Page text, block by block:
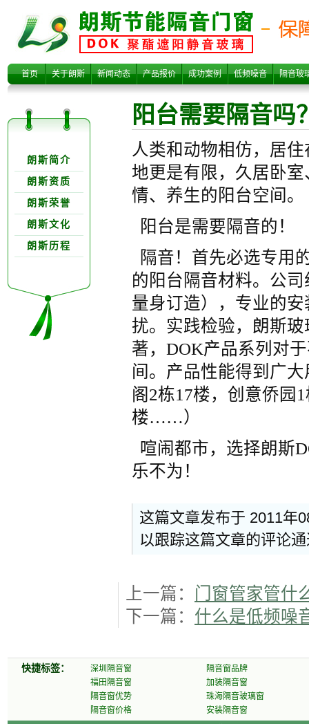
阳台需要隔音
吗？
首页 关于朗斯 新闻动态 产品报价 成功案例 低频噪音 隔音玻
阳台需要隔音吗
人类和动物相仿，居
地更是有限，久居卧
情、养生的阳台空间。
阳台是需要隔音的！
隔音！首先必选专用
的阳台隔音材料。公
量身订造），专业的
扰。实践检验，朗斯
著，DOK产品系列对
间。产品性能得到广
阁2栋17楼，创意侨园
楼……）
喧闹都市，选择朗斯
乐不为！
这篇文章发布于 2011年
以跟踪这篇文章的评论
上一篇： 门窗管家管什
下一篇： 什么是低频噪
朗斯简介
朗斯资质
朗斯荣誉
朗斯文化
朗斯历程
快捷标签： 深圳隔音窗
隔音窗品牌
福田隔音窗
加装隔音窗
隔音窗优势
珠海隔音玻璃窗
隔音窗价格
安装隔音窗